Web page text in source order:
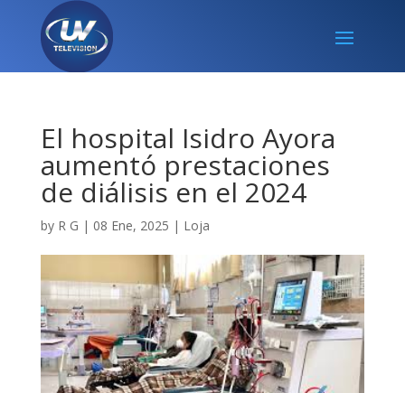
El hospital Isidro Ayora
aumentó prestaciones
de diálisis en el 2024
by R G | 08 Ene, 2025 | Loja